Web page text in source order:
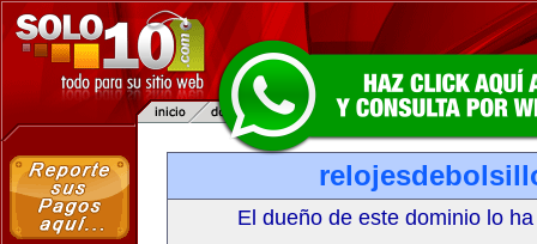
El dueño de este dominio lo